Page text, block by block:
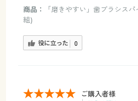
商品：
「磨きやすい」歯ブラシス
組)
役に立った 0
ご購入者様